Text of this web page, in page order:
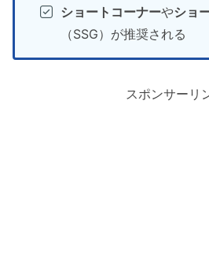
ショートコーナーやショ
（SSG）が推奨される
スポンサーリ